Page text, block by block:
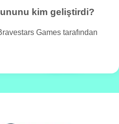
kim geliştirdi?
Games tarafından